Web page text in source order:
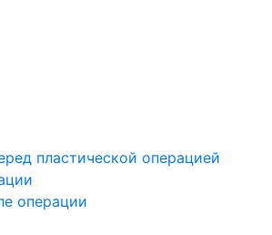
пластической операцией
операции